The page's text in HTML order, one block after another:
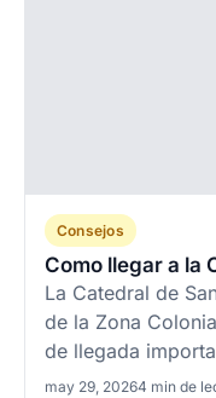
Consejos
Como llegar a la
La Catedral de
de la Zona
de llegada
may 29, 20264 min de